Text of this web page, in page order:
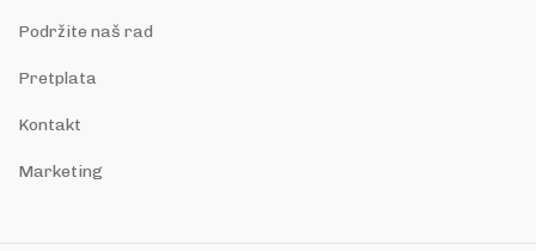
Podržite naš rad
Pretplata
Kontakt
Marketing